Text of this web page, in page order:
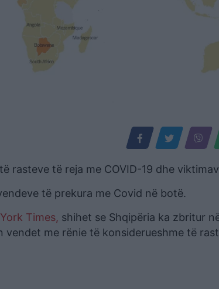
rasteve të reja me COVID-19 dhe
të prekura me Covid në botë.
Times, shihet se Shqipëria ka zbritur
me rënie të konsiderueshme të